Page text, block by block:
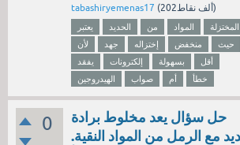
tabashiryemenas17 ( 202ألفنقاط)
يعتبر الحديد من المواد
المختزلة
لأن
جهد إختزاله منخفض
حيث
يفقد
إلكترونات بسهولة
أقل
الهيدروجين
صواب أم خطأ
0
حل سؤال يعد مخلوط برادة
مع الرمل من المواد النقية.